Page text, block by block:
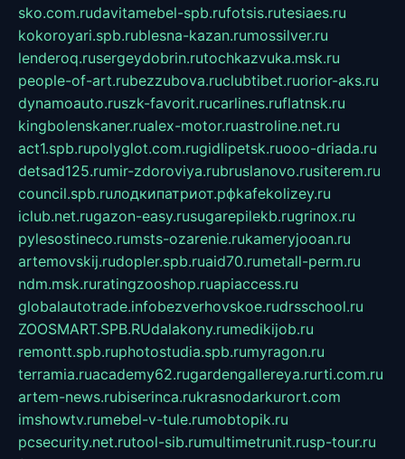
sko.com.rudavitamebel-spb.rufotsis.rutesiaes.ru
kokoroyari.spb.rublesna-kazan.rumossilver.ru
lenderoq.rusergeydobrin.rutochkazvuka.msk.ru
people-of-art.rubezzubova.ruclubtibet.ruorior-aks.ru
dynamoauto.ruszk-favorit.rucarlines.ruflatnsk.ru
kingbolenskaner.rualex-motor.ruastroline.net.ru
act1.spb.rupolyglot.com.rugidlipetsk.ruooo-driada.ru
detsad125.rumir-zdoroviya.rubruslanovo.rusiterem.ru
council.spb.ruлодкипатриот.рфkafekolizey.ru
iclub.net.rugazon-easy.rusugarepilekb.rugrinox.ru
pylesostineco.rumsts-ozarenie.rukameryjooan.ru
artemovskij.rudopler.spb.ruaid70.rumetall-perm.ru
ndm.msk.ruratingzooshop.ruapiaccess.ru
globalautotrade.infobezverhovskoe.rudrsschool.ru
ZOOSMART.SPB.RUdalakony.rumedikijob.ru
remontt.spb.ruphotostudia.spb.rumyragon.ru
terramia.ruacademy62.rugardengallereya.rurti.com.ru
artem-news.rubiserinca.rukrasnodarkurort.com
imshowtv.rumebel-v-tule.rumobtopik.ru
pcsecurity.net.rutool-sib.rumultimetrunit.rusp-tour.ru